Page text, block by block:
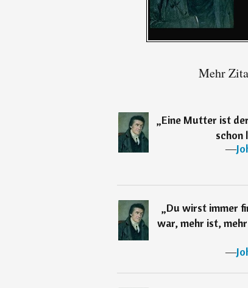
Mehr
„Eine Mutter ist
schon
―
„Du wirst immer
war, mehr ist,
―